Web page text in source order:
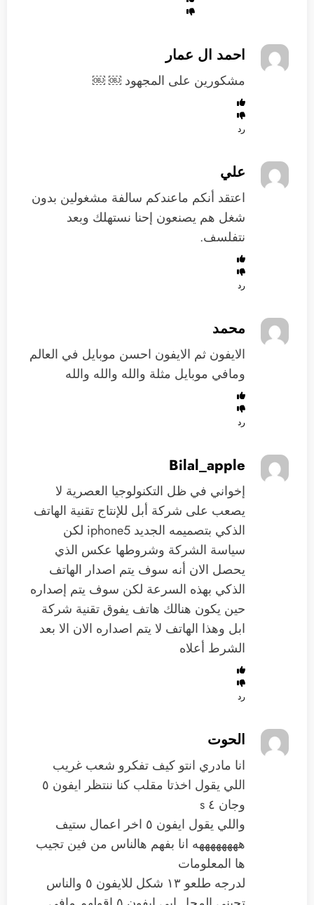
احمد ال عمار
مشكورين على المجهود ￼ ￼
رد
علي
اعتقد أنكم ماعندكم سالفة مشغولين بدون
شغل هم يصنعون إحنا نستهلك وبعد
نتفلسف.
رد
محمد
الايفون ثم الايفون احسن موبايل في العالم
ومافي موبايل مثلة والله والله والله
رد
Bilal_apple
إخواني في ظل التكنولوجيا العصرية لا
يصعب على شركة أبل للإنتاج تقنية الهاتف
الذكي بتصميمه الجديد iphone5 لكن
سياسة الشركة وشروطها عكس الذي
يحصل الان أنه سوف يتم اصدار الهاتف
الذكي بهذه السرعة لكن سوف يتم إصداره
حين يكون هنالك هاتف يفوق تقنية شركة
ابل وهذا الهاتف لا يتم اصداره الان الا بعد
الشرط أعلاه
رد
الحوت
انا مادري انتو كيف تفكرو شعب غريب
اللي يقول اخذتا مقلب كنا ننتظر ايفون ٥
وجان ٤ s
واللي يقول ايفون ٥ اخر اعمال ستيف
ههههههههه انا بفهم هالناس من فين تجيب
ها المعلومات
لدرجه طلعو ١٣ شكل للايفون ٥ والناس